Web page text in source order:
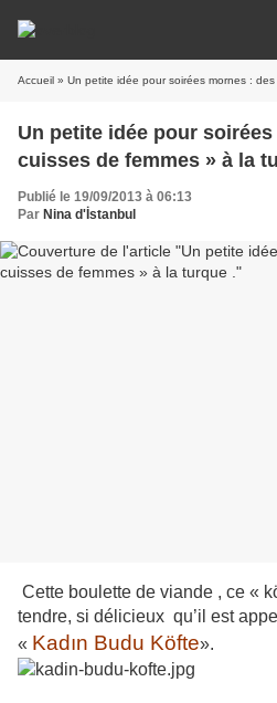
Accueil » Un petite idée pour soirées mornes :
Un petite idée pour
cuisses de femmes » à la
Publié le 19/09/2013 à 06:13
Par Nina d'İstanbul
Cette boulette de viande , ce «
tendre, si délicieux qu’il est
« Kadın Budu Köfte».